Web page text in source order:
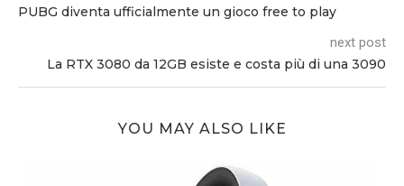
PUBG diventa ufficialmente un gioco free to play
next post
La RTX 3080 da 12GB esiste e costa più di una 3090
YOU MAY ALSO LIKE